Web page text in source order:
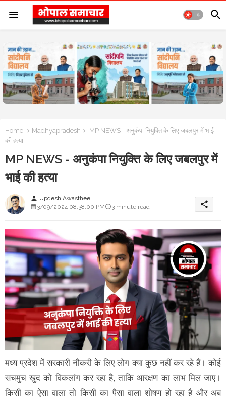
Home Madhyapradesh
MP NEWS - अनुकंपा नियुक्ति के लिए जबलपुर में भाई
की हत्या
MP NEWS - अनुकंपा नियुक्ति के लिए जबलपुर में
भाई की हत्या
person Updesh Awasthee
3/09/2024 08:38:00 PM
3 minute read share
मध्य प्रदेश में सरकारी नौकरी के लिए लोग क्या कुछ नहीं कर रहे हैं। कोई
सचमुच खुद को विकलांग कर रहा है, ताकि आरक्षण का लाभ मिल जाए।
किसी का ऐसा वाला तो किसी का पैसा वाला शोषण हो रहा है और अब